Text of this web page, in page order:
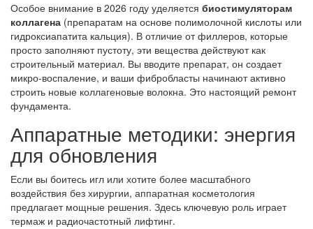
Особое внимание в 2026 году уделяется биостимуляторам
коллагена (препаратам на основе полимолочной кислоты или
гидроксиапатита кальция). В отличие от филлеров, которые
просто заполняют пустоту, эти вещества действуют как
строительный материал. Вы вводите препарат, он создает
микро-воспаление, и ваши фибробласты начинают активно
строить новые коллагеновые волокна. Это настоящий ремонт
фундамента.
Аппаратные методики: энергия
для обновления
Если вы боитесь игл или хотите более масштабного
воздействия без хирургии, аппаратная косметология
предлагает мощные решения. Здесь ключевую роль играет
термаж и радиочастотный лифтинг.